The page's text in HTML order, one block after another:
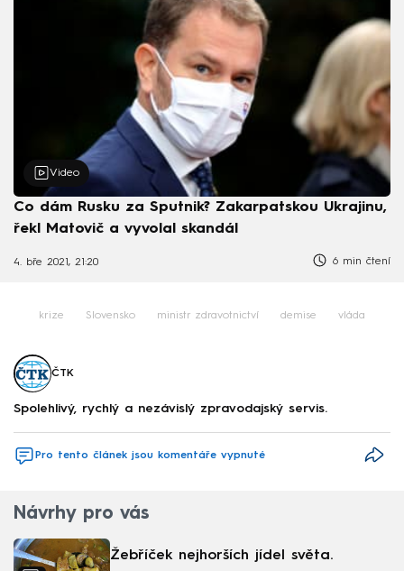
Video
Co dám Rusku za Sputnik? Zakarpatskou Ukrajinu,
řekl Matovič a vyvolal skandál
4. bře 2021, 21:20 6 min čtení
krize Slovensko ministr zdravotnictví demise vláda
ČTK
Spolehlivý, rychlý a nezávislý zpravodajský servis.
Pro tento článek jsou komentáře vypnuté
Návrhy pro vás
Žebříček nejhorších jídel světa.